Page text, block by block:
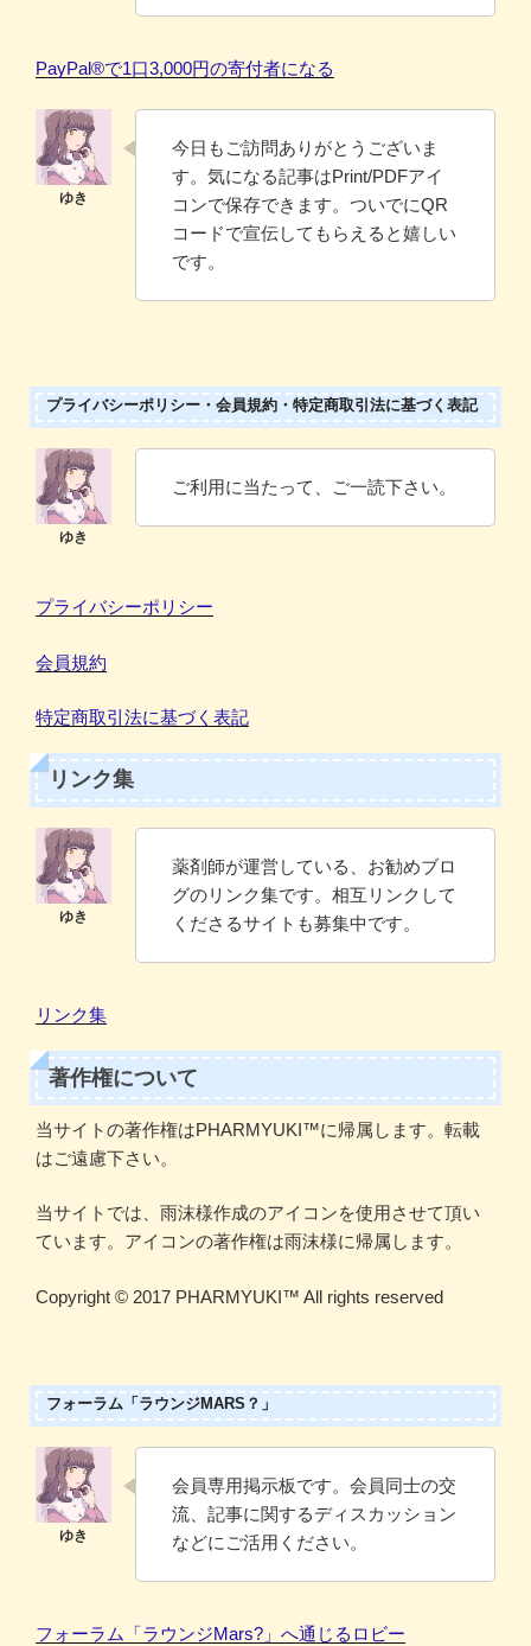
PayPal®️で1口3,000円の寄付者になる
今日もご訪問ありがとうございま
す。気になる記事はPrint/PDFアイ
コンで保存できます。ついでにQR
コードで宣伝してもらえると嬉しい
です。
プライバシーポリシー・会員規約・特定商取引法に基づく表記
ご利用に当たって、ご一読下さい。
プライバシーポリシー
会員規約
特定商取引法に基づく表記
リンク集
薬剤師が運営している、お勧めブロ
グのリンク集です。相互リンクして
くださるサイトも募集中です。
リンク集
著作権について
当サイトの著作権はPHARMYUKI™に帰属します。転載
はご遠慮下さい。
当サイトでは、雨沫様作成のアイコンを使用させて頂い
ています。アイコンの著作権は雨沫様に帰属します。
Copyright ©️ 2017 PHARMYUKI™️ All rights reserved
フォーラム「ラウンジMARS？」
会員専用掲示板です。会員同士の交
流、記事に関するディスカッション
などにご活用ください。
フォーラム「ラウンジMars?」へ通じるロビー